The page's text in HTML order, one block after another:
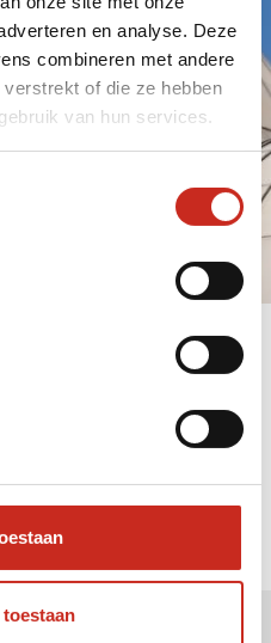
en analyse. Deze
combineren met andere
of die ze hebben
van hun services.
rondreis